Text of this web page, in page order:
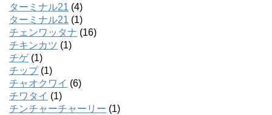
ターミナル21 (4)
ターミナル21 (1)
チェンワッタナ (16)
チキンカツ (1)
チゲ(1)
チップ(1)
チャオクワイ (6)
チワタイ (1)
チンチャーチャーリー (1)